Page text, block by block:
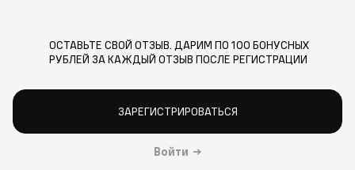
ОСТАВЬТЕ СВОЙ ОТЗЫВ. ДАРИМ ПО 100 БОНУСНЫХ
РУБЛЕЙ ЗА КАЖДЫЙ ОТЗЫВ ПОСЛЕ РЕГИСТРАЦИИ
ЗАРЕГИСТРИРОВАТЬСЯ
Войти →